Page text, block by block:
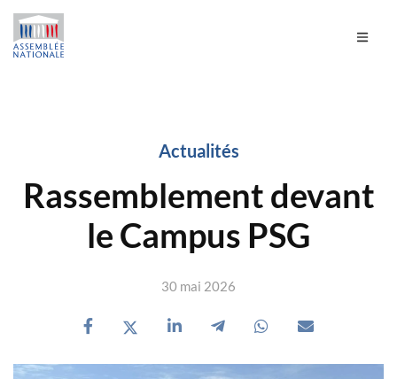
Actualités
Rassemblement devant
le Campus PSG
30 mai 2026